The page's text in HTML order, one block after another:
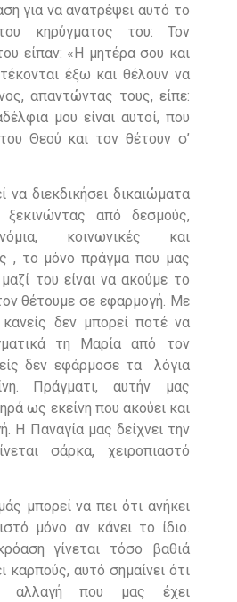
για να ανατρέψει αυτό το
κηρύγματος του: Τον
είπαν: «Η μητέρα σου και
έξω και θέλουν να
απαντώντας τους, είπε:
μου είναι αυτοί, που
Θεού και τον θέτουν σ’
να διεκδικήσει δικαιώματα
από δεσμούς,
κοινωνικές και
, το μόνο πράγμα που μας
του είναι να ακούμε το
θέτουμε σε εφαρμογή. Με
δεν μπορεί ποτέ να
τη Μαρία από τον
δεν εφάρμοσε τα λόγια
Πράγματι, αυτήν μας
ως εκείνη που ακούει και
Η Παναγία μας δείχνει την
σάρκα, χειροπιαστό
μπορεί να πει ότι ανήκει
μόνο αν κάνει το ίδιο.
γίνεται τόσο βαθιά
αυτό σημαίνει ότι
αλλαγή που μας έχει